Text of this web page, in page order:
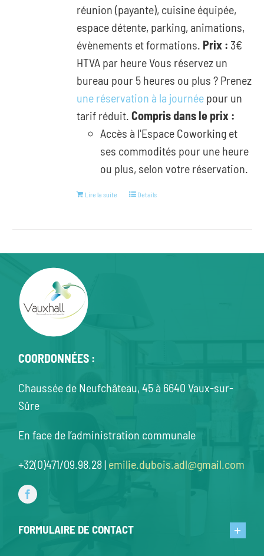
réunion (payante), cuisine équipée,
espace détente, parking, animations,
évènements et formations. Prix : 3€
HTVA par heure Vous réservez un
bureau pour 5 heures ou plus ? Prenez
une réservation à la journée pour un
tarif réduit.Compris dans le prix :
Accès à l'Espace Coworking et
ses commodités pour une heure
ou plus, selon votre réservation.
Lire la suite Details
COORDONNÉES :
Chaussée de Neufchâteau, 45 à 6640 Vaux-sur-
Sûre
En face de l’administration communale
+32(0)471/09.98.28 | emilie.dubois.adl@gmail.com
FORMULAIRE DE CONTACT